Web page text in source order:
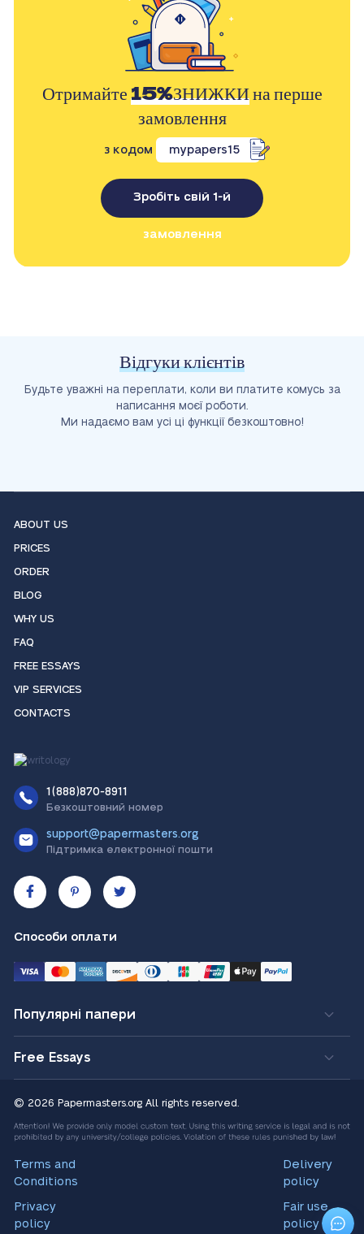
Отримайте15%ЗНИЖКИна перше
замовлення
з кодом mypapers15
Зробіть свій 1-й
замовлення
Відгуки клієнтів
Будьте уважні на переплати, коли ви платите комусь за
написання моєї роботи.
Ми надаємо вам усі ці функції безкоштовно!
ABOUT US
PRICES
ORDER
BLOG
WHY US
FAQ
FREE ESSAYS
VIP SERVICES
CONTACTS
1(888)870-8911
Безкоштовний номер
support@papermasters.org
Підтримка електронної пошти
Способи оплати
Популярні папери
Free Essays
© 2026 Papermasters.org All rights reserved.
Terms and
Conditions
Privacy
policy
Delivery
policy
Fair use
policy